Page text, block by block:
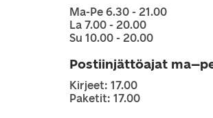
Ma-Pe 6.30 - 21.00
La 7.00 - 20.00
Su 10.00 - 20.00
Postiinjättöajat
Kirjeet: 17.00
Paketit: 17.00